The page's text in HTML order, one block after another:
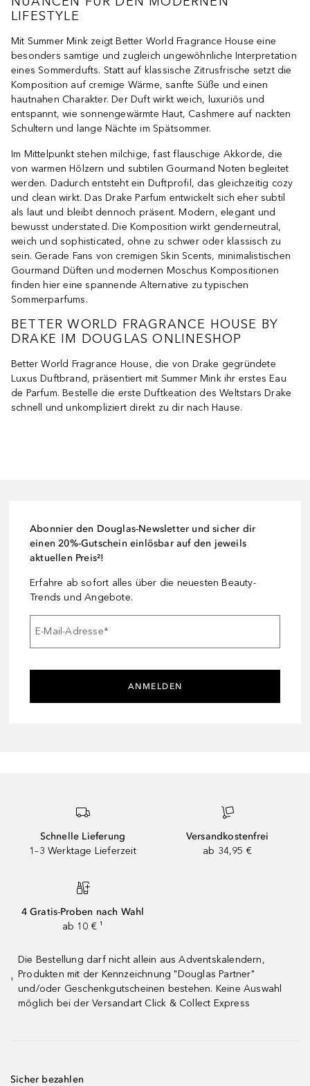
LIFESTYLE
Mit Summer Mink zeigt Better World Fragrance House eine
besonders samtige und zugleich ungewöhnliche Interpretation
eines Sommerdufts. Statt auf klassische Zitrusfrische setzt die
Komposition auf cremige Wärme, sanfte Süße und einen
hautnahen Charakter. Der Duft wirkt weich, luxuriös und
entspannt, wie sonnengewärmte Haut, Cashmere auf nackten
Schultern und lange Nächte im Spätsommer.
Im Mittelpunkt stehen milchige, fast flauschige Akkorde, die
von warmen Hölzern und subtilen Gourmand Noten begleitet
werden. Dadurch entsteht ein Duftprofil, das gleichzeitig cozy
und clean wirkt. Das Drake Parfum entwickelt sich eher subtil
als laut und bleibt dennoch präsent. Modern, elegant und
bewusst understated. Die Komposition wirkt genderneutral,
weich und sophisticated, ohne zu schwer oder klassisch zu
sein. Gerade Fans von cremigen Skin Scents, minimalistischen
Gourmand Düften und modernen Moschus Kompositionen
finden hier eine spannende Alternative zu typischen
Sommerparfums.
BETTER WORLD FRAGRANCE HOUSE BY
DRAKE IM DOUGLAS ONLINESHOP
Better World Fragrance House, die von Drake gegründete
Luxus Duftbrand, präsentiert mit Summer Mink ihr erstes Eau
de Parfum. Bestelle die erste Duftkeation des Weltstars Drake
schnell und unkompliziert direkt zu dir nach Hause.
Abonnier den Douglas-Newsletter und sicher dir
einen 20%-Gutschein einlösbar auf den jeweils
aktuellen Preis²!
Erfahre ab sofort alles über die neuesten Beauty-
Trends und Angebote.
E-Mail-Adresse*
ANMELDEN
Schnelle Lieferung
1–3 Werktage Lieferzeit
Versandkostenfrei
ab 34,95 €
4 Gratis-Proben nach Wahl
ab 10 € ¹
¹
Die Bestellung darf nicht allein aus Adventskalendern,
Produkten mit der Kennzeichnung "Douglas Partner"
und/oder Geschenkgutscheinen bestehen. Keine Auswahl
möglich bei der Versandart Click & Collect Express
Sicher bezahlen